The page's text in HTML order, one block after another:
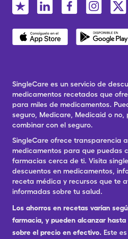
SingleCare es un servicio de
medicamentos recetados que
para miles de medicamentos.
seguro, Medicare, Medicaid o no,
combinar con el seguro.
SingleCare ofrece transparencia
medicamentos para que puedas
farmacias cerca de ti. Visita
descuentos en medicamentos,
receta médica y recursos que te
informadas sobre tu salud.
Los ahorros en recetas varían
farmacia, y pueden alcanzar
sobre el precio en efectivo. Este